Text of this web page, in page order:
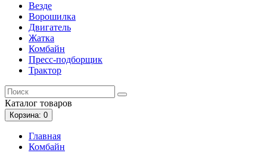
Везде
Ворошилка
Двигатель
Жатка
Комбайн
Пресс-подборщик
Трактор
Каталог товаров
Корзина: 0
Главная
Комбайн